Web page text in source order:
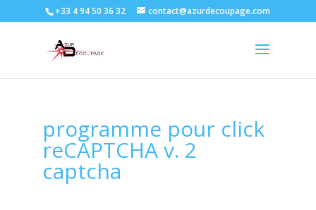
+33 4 94 50 36 32 contact@azurdecoupage.com
programme pour click
reCAPTCHA v. 2
captcha